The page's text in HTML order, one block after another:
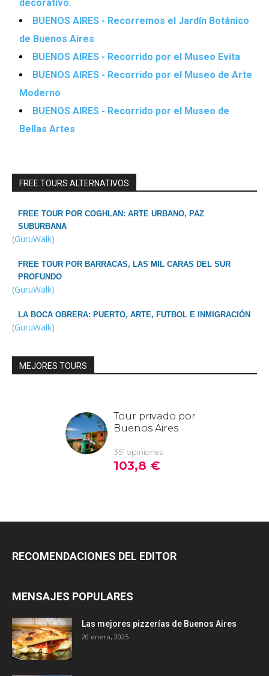
decorativo.
BUENOS AIRES - Recorremos el Jardín Botánico
de Buenos Aires
BUENOS AIRES - Recorrido por el Museo Evita
BUENOS AIRES - Recorrido por el Museo de Arte
Moderno
BUENOS AIRES - Recorrido por el Museo de
Bellas Artes
FREE TOURS ALTERNATIVOS
FREE TOUR POR COGHLAN: ARTE URBANO, PAZ
SUBURBANA
(GuruWalk)
FREE TOUR POR BARRACAS, LAS MIL CARAS DEL SUR
PROFUNDO
(GuruWalk)
LA BOCA OBRERA: PUERTO, ARTE, FUTBOL E INMIGRACIÓN
(GuruWalk)
MEJORES TOURS
RECOMENDACIONES DEL EDITOR
MENSAJES POPULARES
Las mejores pizzerías de Buenos Aires
20 enero, 2025